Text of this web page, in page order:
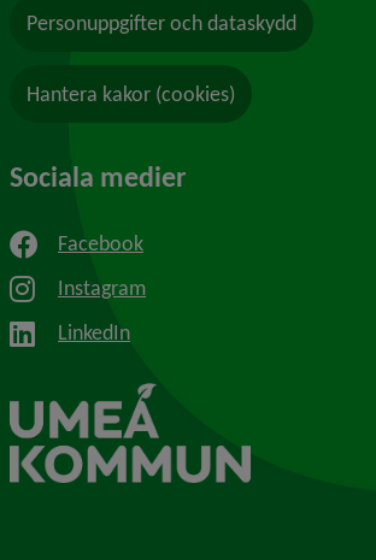
Personuppgifter och dataskydd
Hantera kakor (cookies)
Sociala medier
Facebook
Instagram
LinkedIn